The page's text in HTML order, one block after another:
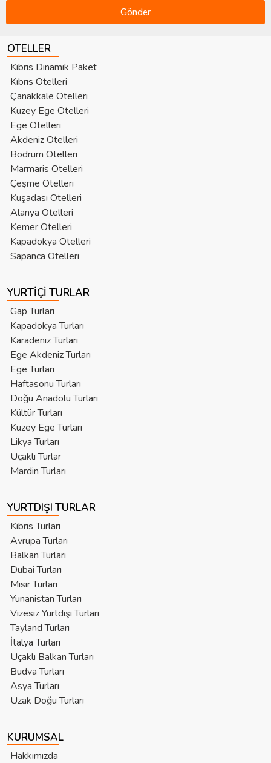
Gönder
OTELLER
Kıbrıs Dinamik Paket
Kıbrıs Otelleri
Çanakkale Otelleri
Kuzey Ege Otelleri
Ege Otelleri
Akdeniz Otelleri
Bodrum Otelleri
Marmaris Otelleri
Çeşme Otelleri
Kuşadası Otelleri
Alanya Otelleri
Kemer Otelleri
Kapadokya Otelleri
Sapanca Otelleri
YURTIÇI TURLAR
Gap Turları
Kapadokya Turları
Karadeniz Turları
Ege Akdeniz Turları
Ege Turları
Haftasonu Turları
Doğu Anadolu Turları
Kültür Turları
Kuzey Ege Turları
Likya Turları
Uçaklı Turlar
Mardin Turları
YURTDIŞI TURLAR
Kıbrıs Turları
Avrupa Turları
Balkan Turları
Dubai Turları
Mısır Turları
Yunanistan Turları
Vizesiz Yurtdışı Turları
Tayland Turları
İtalya Turları
Uçaklı Balkan Turları
Budva Turları
Asya Turları
Uzak Doğu Turları
KURUMSAL
Hakkımızda